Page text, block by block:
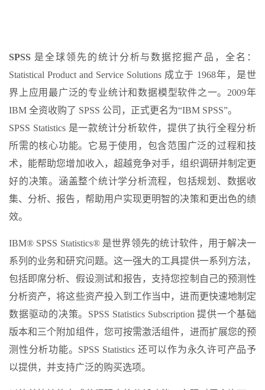
SPSS 是全球领先的统计分析与数据挖掘产品，全名：
Statistical Product and Service Solutions 成立于 1968年，是世
界上应用最广泛的专业统计和数据模型软件之一。2009年
IBM 全资收购了 SPSS 公司，正式更名为“IBM SPSS”。
SPSS Statistics 是一款统计分析软件，提供了执行全程分析
所需的核心功能。它易于使用，包含范围广泛的过程和技
术，能帮助您增加收入，超越竞争对手，组织调研并制定更
好的决策。涵盖整个统计学分析流程，包括规划、数据收
集、分析、报告，帮助用户实现更明智的决策和更出色的绩
效。
IBM® SPSS Statistics® 是世界领先的统计软件，用于解决一
系列的业务和研究问题。这一强大的工具提供一系列方法，
包括即席分析、假设测试和报告，支持您控制自己的预测性
分析资产，将这些资产投入到工作当中，进而更快速地制定
数据驱动的决策。SPSS Statistics Subscription 提供一个基础
版本和三个附加组件，您可按需激活组件，进而扩展您的预
测性分析功能。SPSS Statistics 还可以作为永久许可产品予
以提供，并支持广泛的购买选项。